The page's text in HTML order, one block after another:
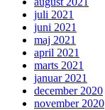
juli 2021
juni 2021
maj 2021
april 2021
marts 2021
januar 2021
december 2020
november 2020